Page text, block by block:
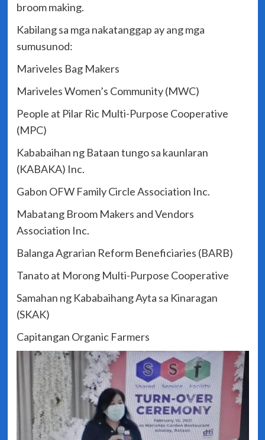
broom making.
Kabilang sa mga nakatanggap ay ang mga
sumusunod:
Mariveles Bag Makers
Mariveles Women’s Community (MWC)
People at Pilar Ric Multi-Purpose Cooperative
(MPC)
Kababaihan ng Bataan tungo sa kaunlaran
(KABAKA) Inc.
Gabon OFW Family Circle Association Inc.
Mabatang Broom Makers and Vendors
Association Inc.
Balanga Agrarian Reform Beneficiaries (BARB)
Tanato at Morong Multi-Purpose Cooperative
Samahan ng Kababaihang Ayta sa Kinaragan
(SKAK)
Capitangan Organic Farmers